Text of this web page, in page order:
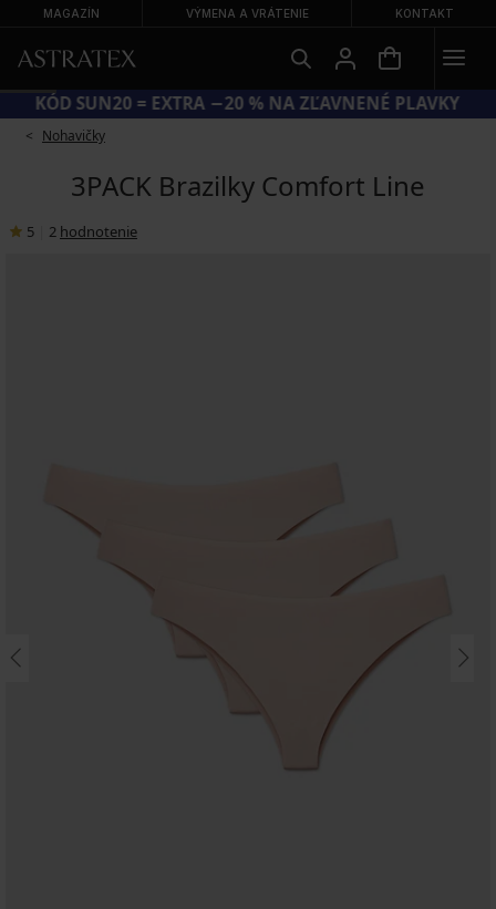
MAGAZÍN VÝMENA A VRÁTENIE KONTAKT
KÓD SUN20 = EXTRA −20 % NA ZĽAVNENÉ PLAVKY
Nohavičky
3PACK Brazilky Comfort Line
5 2 hodnotenie